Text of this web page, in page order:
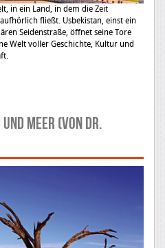
in ein Land, in dem die Zeit
fließt. Usbekistan, einst ein
Seidenstraße, öffnet seine Tore
Welt voller Geschichte, Kultur und
und Meer (von Dr.